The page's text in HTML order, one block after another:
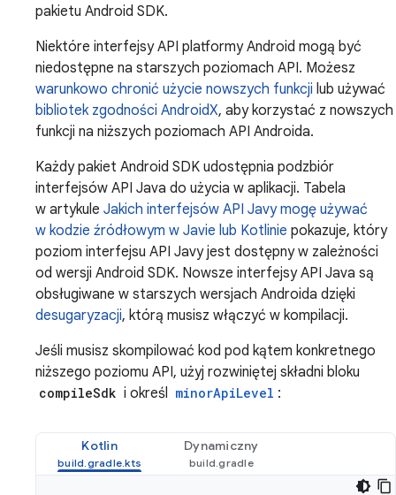
pakietu Android SDK.
Niektóre interfejsy API platformy Android mogą być
niedostępne na starszych poziomach API. Możesz
warunkowo chronić użycie nowszych funkcji lub używać
bibliotek zgodności AndroidX, aby korzystać z nowszych
funkcji na niższych poziomach API Androida.
Każdy pakiet Android SDK udostępnia podzbiór
interfejsów API Java do użycia w aplikacji. Tabela
w artykule Jakich interfejsów API Javy mogę używać
w kodzie źródłowym w Javie lub Kotlinie pokazuje, który
poziom interfejsu API Javy jest dostępny w zależności
od wersji Android SDK. Nowsze interfejsy API Java są
obsługiwane w starszych wersjach Androida dzięki
desugaryzacji, którą musisz włączyć w kompilacji.
Jeśli musisz skompilować kod pod kątem konkretnego
niższego poziomu API, użyj rozwiniętej składni bloku
compileSdk i określ minorApiLevel :
Kotlin Dynamiczny